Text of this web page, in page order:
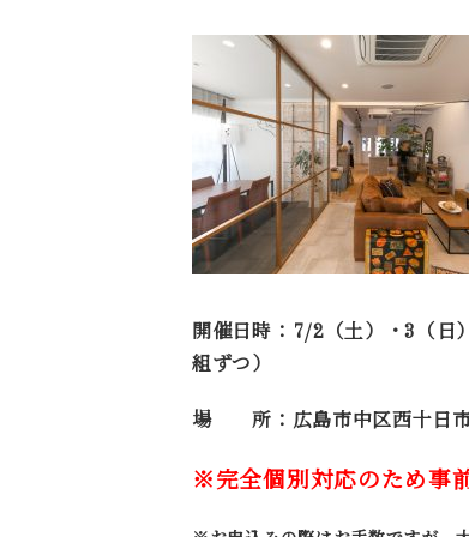
開催日時：7/2（土）・3（日
組ずつ）
場 所：広島市中区西十日市
※完全個別対応のため事